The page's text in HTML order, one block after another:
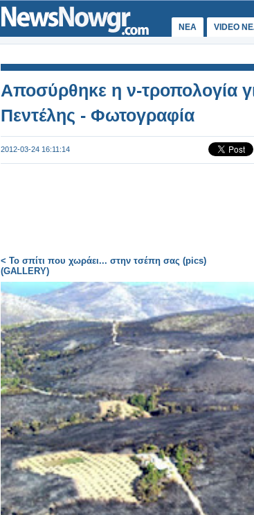
ΝΕΑ VIDEO
Αποσύρθηκε η ν-τροπολογία
Πεντέλης - Φωτογραφία
2012-03-24 16:11:14
< Το σπίτι που χωράει... στην τσέπη σας (pics)
(GALLERY)